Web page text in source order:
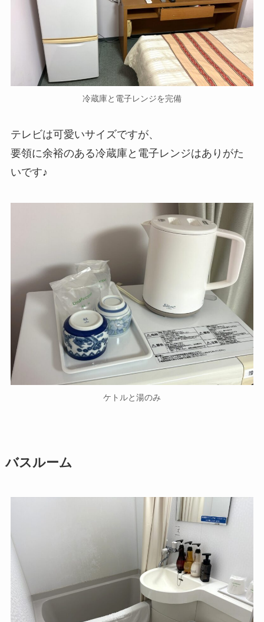
冷蔵庫と電子レンジを完備
テレビは可愛いサイズですが、
要領に余裕のある冷蔵庫と電子レンジはありがた
いです♪
ケトルと湯のみ
バスルーム